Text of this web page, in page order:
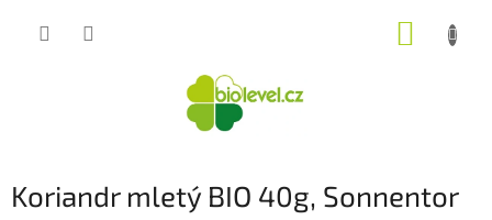
Koriandr mletý BIO 40g, Sonnentor